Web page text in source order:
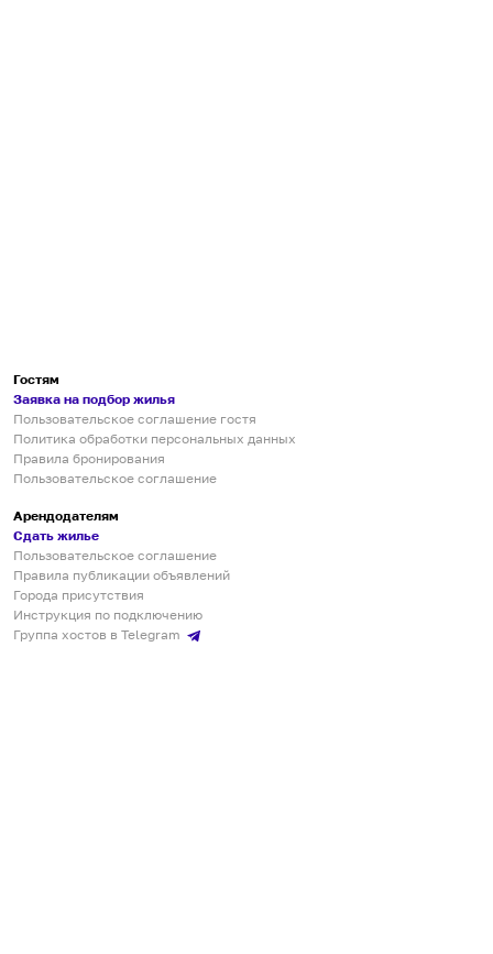
Гостям
Заявка на подбор жилья
Пользовательское соглашение гостя
Политика обработки персональных данных
Правила бронирования
Пользовательское соглашение
Арендодателям
Сдать жилье
Пользовательское соглашение
Правила публикации объявлений
Города присутствия
Инструкция по подключению
Группа хостов в Telegram